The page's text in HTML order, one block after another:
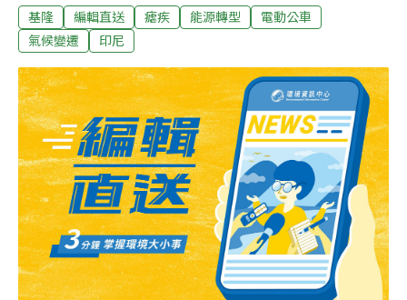
飼養情形。（中央社報導）基隆擬2年採購164輛電動公車
交通部允協助基隆市公車老舊常拋錨，引發民怨，基隆市
陳世凱21日說，對市府所提此項採購案，符合公共運輸減
碳政策，交通部將大力協助。（中央社報導）業者將油脂
排入污水管致阻塞 高市府：不定期抽查
基隆 編輯直送 瘧疾 能源轉型
電動公車
氣候變遷
印尼